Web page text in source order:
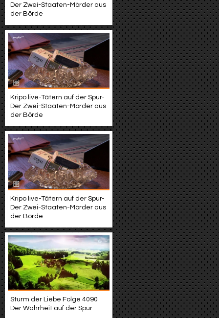
Der Zwei-Staaten-Mörder aus
der Börde
Kripo live-Tätern auf der Spur-
Der Zwei-Staaten-Mörder aus
der Börde
Kripo live-Tätern auf der Spur-
Der Zwei-Staaten-Mörder aus
der Börde
Sturm der Liebe Folge 4090
Der Wahrheit auf der Spur